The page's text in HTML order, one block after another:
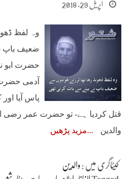
اپریل 29, 2018
وہ لفظ
ضعیف باپ
حضرت ابو
آدمی
پاس آیا
قتل کردیا ہے- تو حضرت عمر رضی
والدین
مزید پڑھیں
کیٹاگری میں : والدین